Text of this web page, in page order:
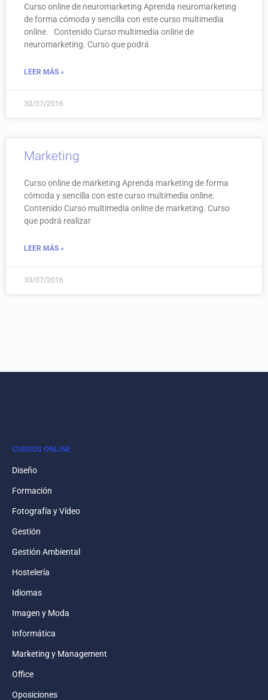
Curso online de neuromarketing Aprenda neuromarketing
de forma cómoda y sencilla con este curso multimedia
online. Contenido Curso multimedia online de
neuromarketing. Curso que podrá
LEER MÁS »
30/07/2016
Marketing
Curso online de marketing Aprenda marketing de forma
cómoda y sencilla con este curso multimedia online.
Contenido Curso multimedia online de marketing. Curso
que podrá realizar
LEER MÁS »
30/07/2016
CURSOS ONLINE
Diseño
Formación
Fotografía y Vídeo
Gestión
Gestión Ambiental
Hostelería
Idiomas
Imagen y Moda
Informática
Marketing y Management
Office
Oposiciones